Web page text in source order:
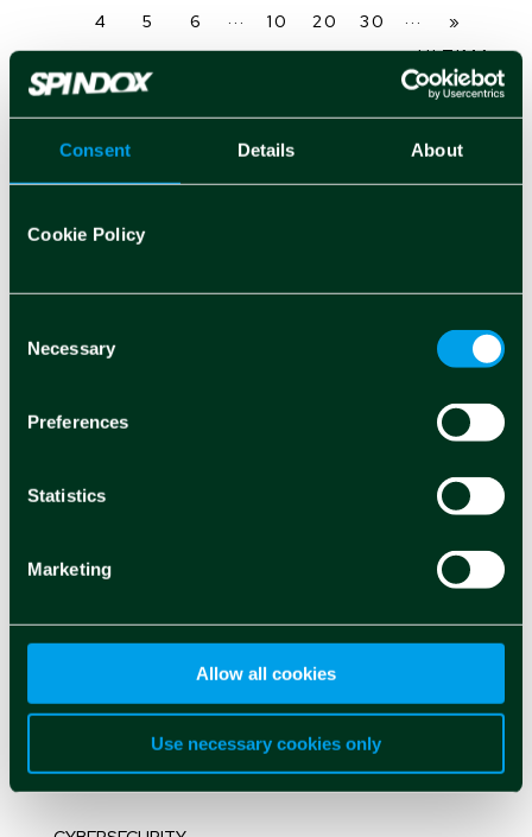
Consent Details About
Cookie Policy
Selection
Necessary
Preferences
Statistics
Marketing
Allow all cookies
Use necessary cookies only
4 5 6 ... 10 20 30 ...
»
ULTIMA
»
Cosa ci sta a cuore
AI GENERATIVA →
ARTIFICIAL INTELLIGENCE →
BIG DATA →